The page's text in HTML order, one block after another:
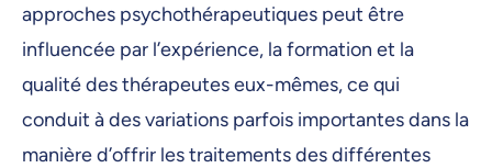
approches psychothérapeutiques peut être
influencée par l’expérience, la formation et la
qualité des thérapeutes eux-mêmes, ce qui
conduit à des variations parfois importantes dans la
manière d’offrir les traitements des différentes